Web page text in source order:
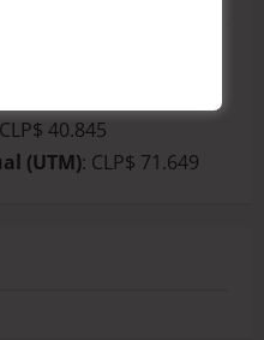
40.845
(UTM): CLP$ 71.649